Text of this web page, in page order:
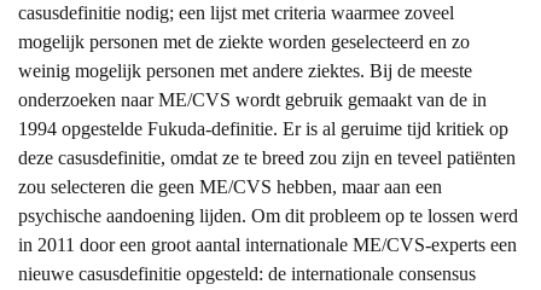
casusdefinitie nodig; een lijst met criteria waarmee zoveel
mogelijk personen met de ziekte worden geselecteerd en zo
weinig mogelijk personen met andere ziektes. Bij de meeste
onderzoeken naar ME/CVS wordt gebruik gemaakt van de in
1994 opgestelde Fukuda-definitie. Er is al geruime tijd kritiek op
deze casusdefinitie, omdat ze te breed zou zijn en teveel patiënten
zou selecteren die geen ME/CVS hebben, maar aan een
psychische aandoening lijden. Om dit probleem op te lossen werd
in 2011 door een groot aantal internationale ME/CVS-experts een
nieuwe casusdefinitie opgesteld: de internationale consensus